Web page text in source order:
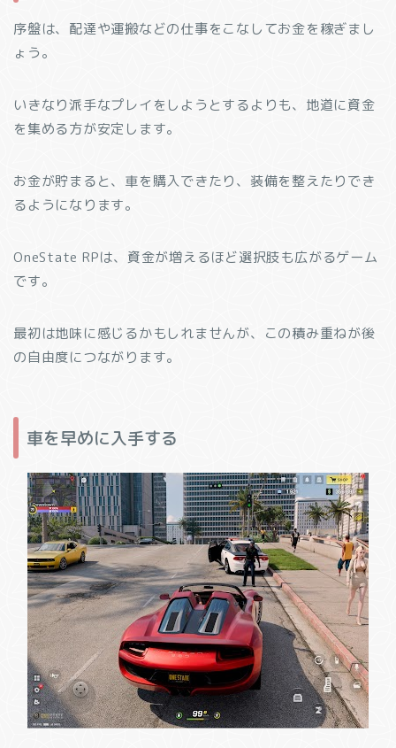
序盤は、配達や運搬などの仕事をこなしてお金を稼ぎまし
ょう。
いきなり派手なプレイをしようとするよりも、地道に資金
を集める方が安定します。
お金が貯まると、車を購入できたり、装備を整えたりでき
るようになります。
OneState RPは、資金が増えるほど選択肢も広がるゲーム
です。
最初は地味に感じるかもしれませんが、この積み重ねが後
の自由度につながります。
車を早めに入手する